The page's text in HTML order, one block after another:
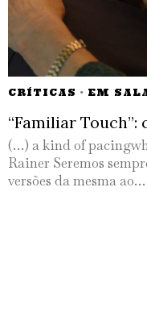
CRÍTICAS · EM
“Familiar
(…) a kind of
Rainer Seremos
versões da mesma ao…